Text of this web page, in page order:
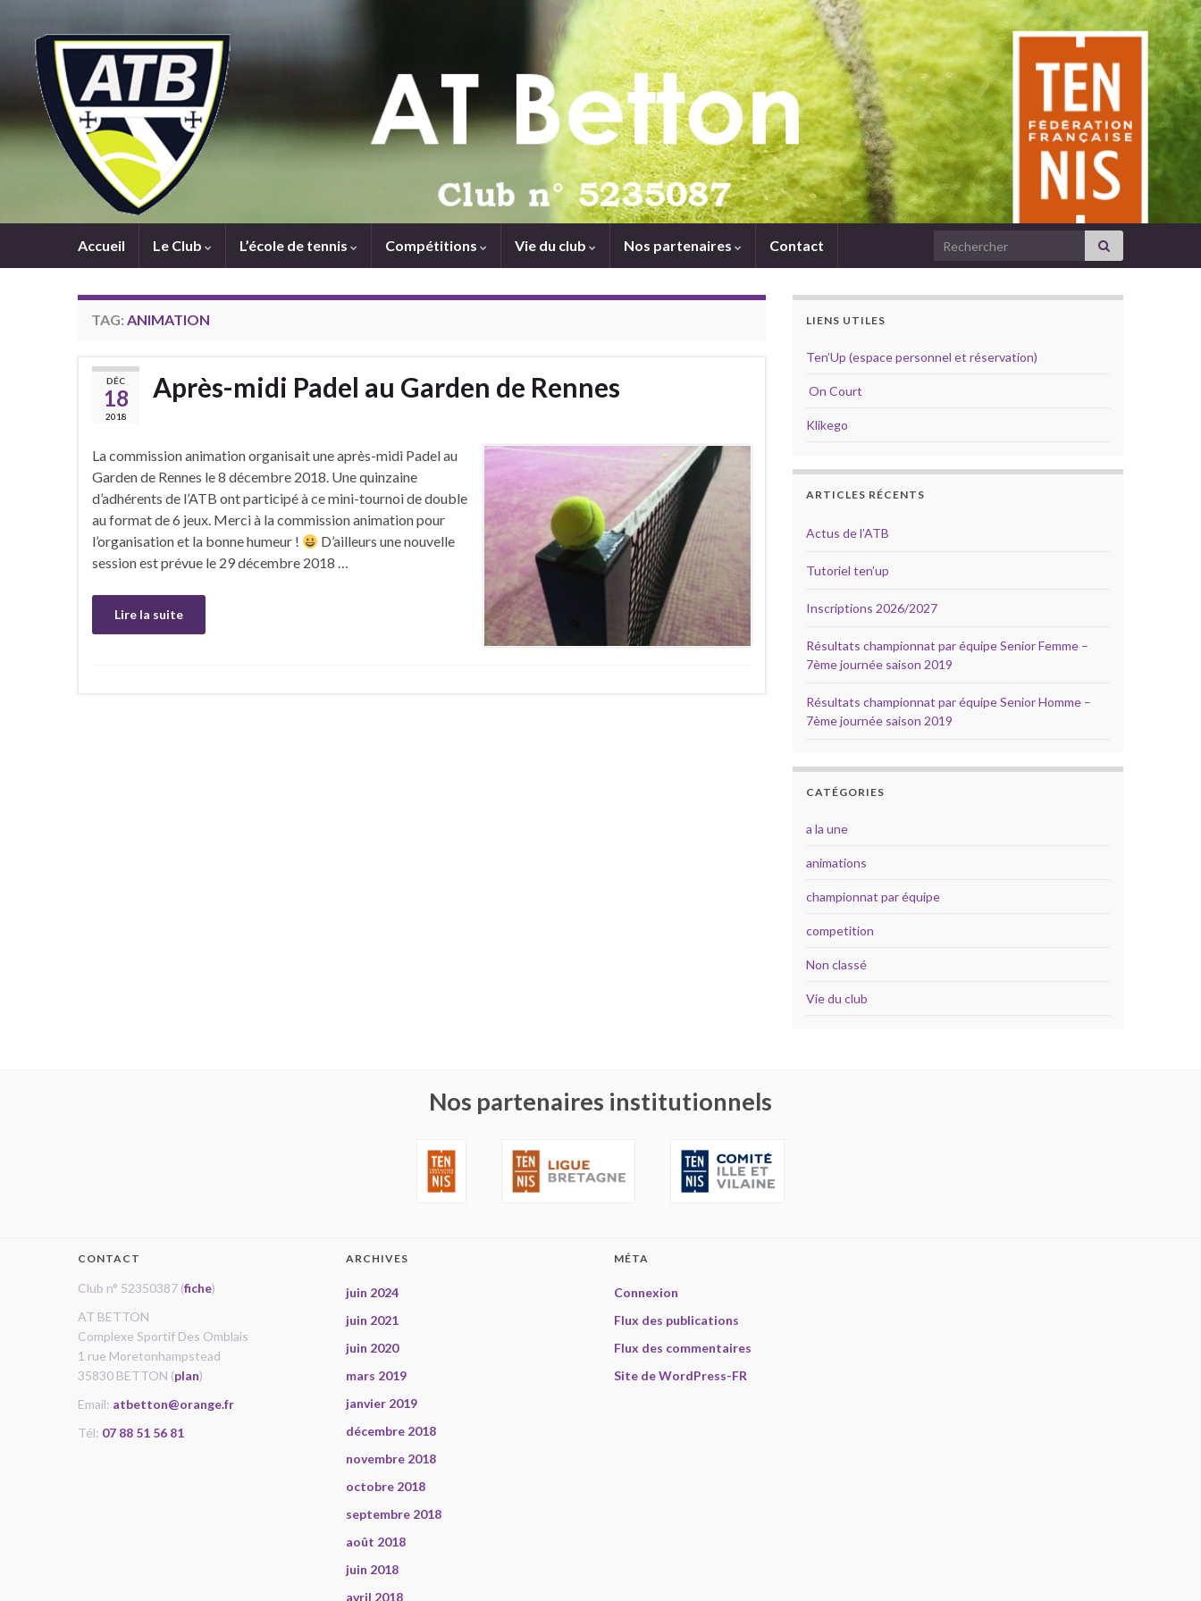
Accueil Le Club L’école de tennis Compétitions Vie du club Nos partenaires Contact Search for:
TAG: ANIMATION
DÉC
18
2018
Après-midi Padel au Garden de Rennes
La commission animation organisait une après-midi Padel au
Garden de Rennes le 8 décembre 2018. Une quinzaine
d’adhérents de l’ATB ont participé à ce mini-tournoi de double
au format de 6 jeux. Merci à la commission animation pour
l’organisation et la bonne humeur !
D’ailleurs une nouvelle
session est prévue le 29 décembre 2018 …
Lire la suite
LIENS UTILES
Ten’Up (espace personnel et réservation)
On Court
Klikego
ARTICLES RÉCENTS
Actus de l’ATB
Tutoriel ten’up
Inscriptions 2026/2027
Résultats championnat par équipe Senior Femme –
7ème journée saison 2019
Résultats championnat par équipe Senior Homme –
7ème journée saison 2019
CATÉGORIES
a la une
animations
championnat par équipe
competition
Non classé
Vie du club
Nos partenaires institutionnels
CONTACT
Club n° 52350387 (fiche)
AT BETTON
Complexe Sportif Des Omblais
1 rue Moretonhampstead
35830 BETTON (plan)
Email: atbetton@orange.fr
Tél: 07 88 51 56 81
ARCHIVES
juin 2024
juin 2021
juin 2020
mars 2019
janvier 2019
décembre 2018
novembre 2018
octobre 2018
septembre 2018
août 2018
juin 2018
avril 2018
MÉTA
Connexion
Flux des publications
Flux des commentaires
Site de WordPress-FR